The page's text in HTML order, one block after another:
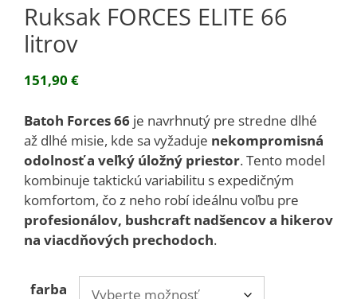
Ruksak FORCES ELITE 66
litrov
151,90 €
Batoh Forces 66 je navrhnutý pre stredne dlhé
až dlhé misie, kde sa vyžaduje nekompromisná
odolnosť a veľký úložný priestor. Tento model
kombinuje taktickú variabilitu s expedičným
komfortom, čo z neho robí ideálnu voľbu pre
profesionálov, bushcraft nadšencov a hikerov
na viacdňových prechodoch.
farba